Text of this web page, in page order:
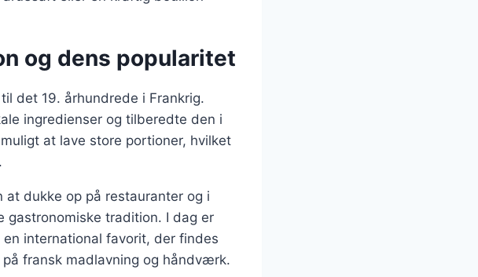
og dens popularitet
det 19. århundrede i Frankrig.
ingredienser og tilberedte den i
at lave store portioner, hvilket
dukke op på restauranter og i
gastronomiske tradition. I dag er
international favorit, der findes
fransk madlavning og håndværk.